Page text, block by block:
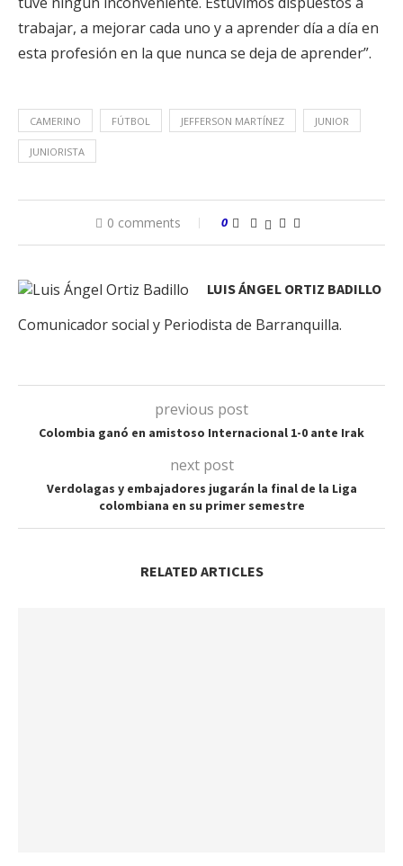
trabajar, a mejorar cada uno y a aprender día a día en
esta profesión en la que nunca se deja de aprender”.
CAMERINO FÚTBOL JEFFERSON MARTÍNEZ JUNIOR
JUNIORISTA
0 comments 0
LUIS ÁNGEL ORTIZ BADILLO
Comunicador social y Periodista de Barranquilla.
previous post
Colombia ganó en amistoso Internacional 1-0 ante Irak
next post
Verdolagas y embajadores jugarán la final de la Liga
colombiana en su primer semestre
RELATED ARTICLES